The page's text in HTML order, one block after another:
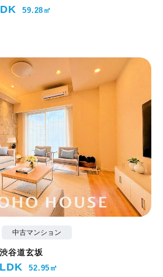
59.28㎡
中古マンション
谷道玄坂
52.95㎡